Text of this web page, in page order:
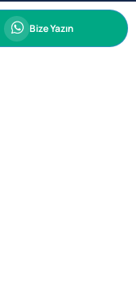
Whatsapp
Bize Yazın